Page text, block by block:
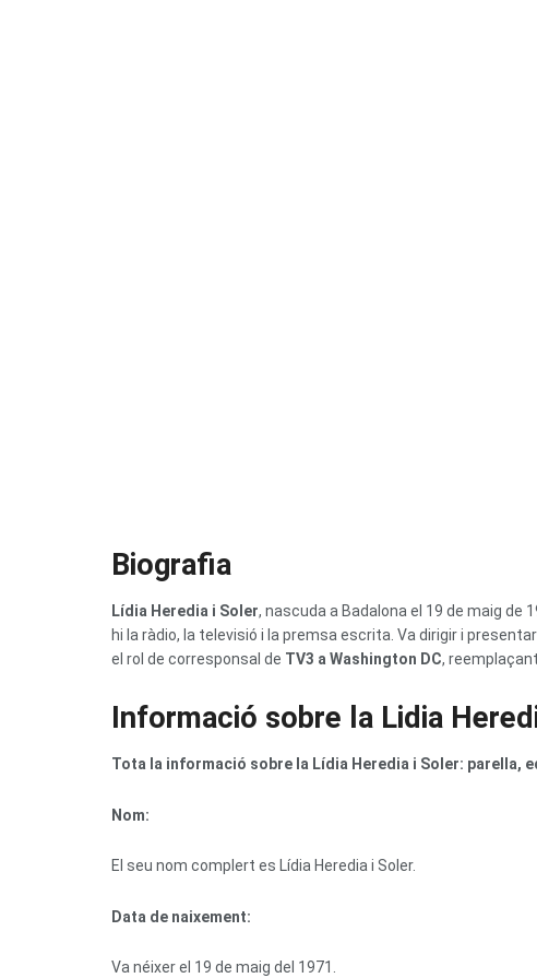
Biografia
Lídia Heredia i Soler, nascuda a Badalona el 19 de maig de
hi la ràdio, la televisió i la premsa escrita. Va dirigir i
el rol de corresponsal de TV3 a Washington DC,
Informació sobre la Lidia
Tota la informació sobre la Lídia Heredia i Soler: parella,
Nom:
El seu nom complert es Lídia Heredia i Soler.
Data de naixement:
Va néixer el 19 de maig del 1971.